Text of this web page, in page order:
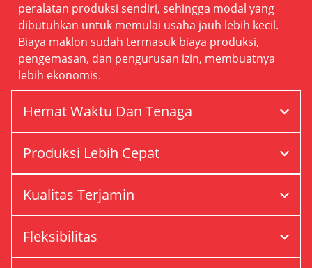
peralatan produksi sendiri, sehingga modal yang
dibutuhkan untuk memulai usaha jauh lebih kecil.
Biaya maklon sudah termasuk biaya produksi,
pengemasan, dan pengurusan izin, membuatnya
lebih ekonomis.
Hemat Waktu Dan Tenaga
Produksi Lebih Cepat
Kualitas Terjamin
Fleksibilitas